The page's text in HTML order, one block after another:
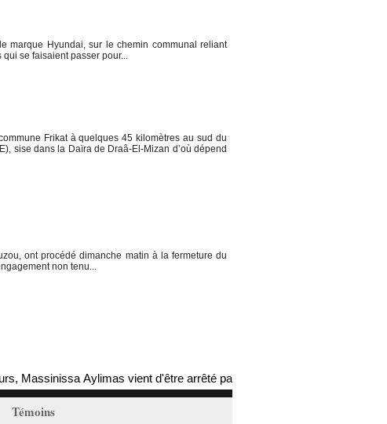
marque Hyundai, sur le chemin communal reliant
se faisaient passer pour...
Frikat à quelques 45 kilomètres au sud du
sise dans la Daïra de Draâ-El-Mizan d’où dépend
ont procédé dimanche matin à la fermeture du
non tenu...
Aylimas vient d'être arrêté par les autorités coloniales (mis à jour)
Témoins